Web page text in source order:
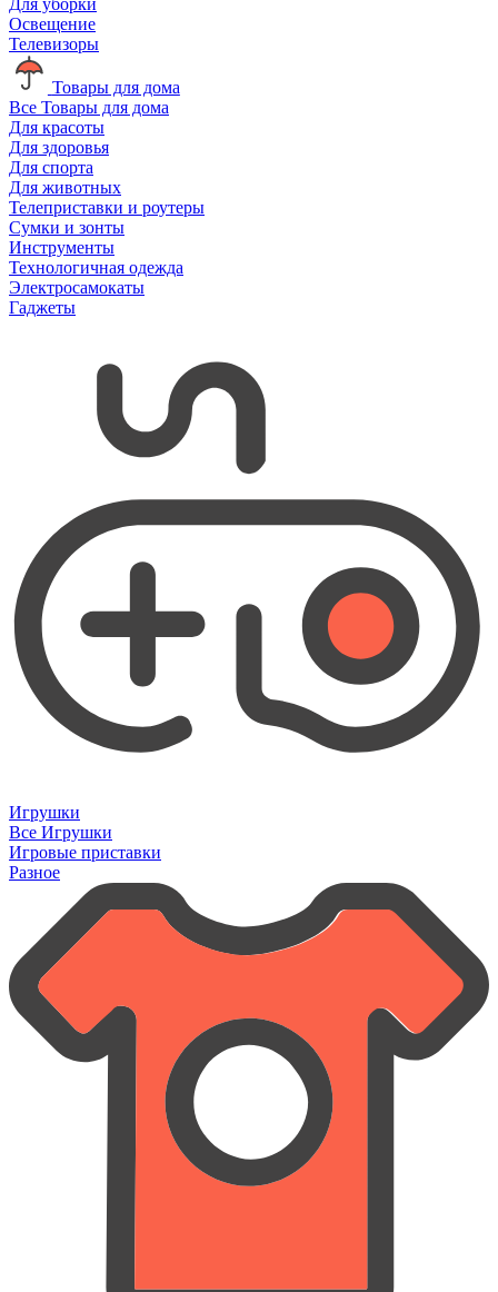
Освещение
Телевизоры
Товары для дома
Все Товары для дома
Для красоты
Для здоровья
Для спорта
Для животных
Телеприставки и роутеры
Сумки и зонты
Инструменты
Технологичная одежда
Электросамокаты
Гаджеты
Игрушки
Все Игрушки
Игровые приставки
Разное